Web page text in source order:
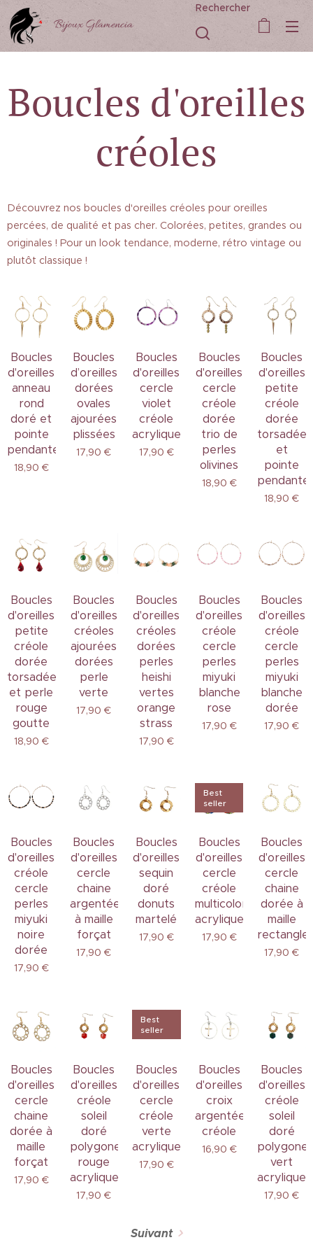
Bijoux Glamencia
Rechercher
Boucles d'oreilles
créoles
Découvrez nos boucles d'oreilles créoles pour oreilles
percées, de qualité et pas cher. Colorées, petites, grandes ou
originales ! Pour un look tendance, moderne, rétro vintage ou
plutôt classique !
Boucles
d'oreilles
anneau
rond
doré et
pointe
pendante
18,90 €
Boucles
d’oreilles
dorées
ovales
ajourées
plissées
17,90 €
Boucles
d'oreilles
cercle
violet
créole
acrylique
17,90 €
Boucles
d'oreilles
cercle
créole
dorée
trio de
perles
olivines
18,90 €
Boucles
d'oreilles
petite
créole
dorée
torsadée
et
pointe
pendante
18,90 €
Boucles
d'oreilles
petite
créole
dorée
torsadée
et perle
rouge
goutte
18,90 €
Boucles
d'oreilles
créoles
ajourées
dorées
perle
verte
17,90 €
Boucles
d'oreilles
créoles
dorées
perles
heishi
vertes
orange
strass
17,90 €
Boucles
d'oreilles
créole
cercle
perles
miyuki
blanche
rose
17,90 €
Boucles
d'oreilles
créole
cercle
perles
miyuki
blanche
dorée
17,90 €
Boucles
d'oreilles
créole
cercle
perles
miyuki
noire
dorée
17,90 €
Boucles
d'oreilles
cercle
chaine
argentée
à maille
forçat
17,90 €
Boucles
d'oreilles
sequin
doré
donuts
martelé
17,90 €
Boucles
d'oreilles
cercle
créole
multicolore
acrylique
Best
seller
17,90 €
Boucles
d'oreilles
cercle
chaine
dorée à
maille
rectangle
17,90 €
Boucles
d'oreilles
cercle
chaine
dorée à
maille
forçat
17,90 €
Boucles
d'oreilles
créole
soleil
doré
polygone
rouge
acrylique
17,90 €
Boucles
d'oreilles
cercle
créole
verte
acrylique
Best
seller
17,90 €
Boucles
d'oreilles
croix
argentée
créole
16,90 €
Boucles
d'oreilles
créole
soleil
doré
polygone
vert
acrylique
17,90 €
Suivant